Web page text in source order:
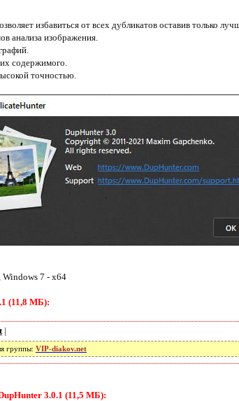
избавиться от всех дубликатов оставив только
анализа изображения.
содержимого.
точностью.
Windows 7 - x64
(11,8 МБ):
|
группы: VIP-diakov.net
3.0.1 (11,5 МБ):